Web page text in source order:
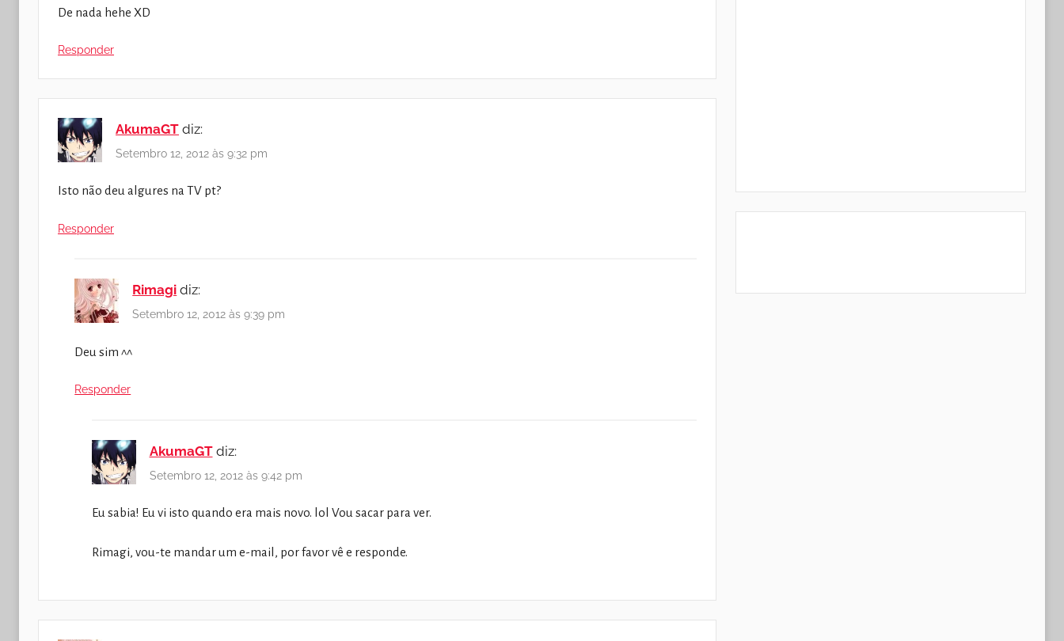
De nada hehe XD
Responder
AkumaGT diz:
Setembro 12, 2012 às 9:32 pm
Isto não deu algures na TV pt?
Responder
Rimagi diz:
Setembro 12, 2012 às 9:39 pm
Deu sim ^^
Responder
AkumaGT diz:
Setembro 12, 2012 às 9:42 pm
Eu sabia! Eu vi isto quando era mais novo. lol Vou sacar para ver.
Rimagi, vou-te mandar um e-mail, por favor vê e responde.